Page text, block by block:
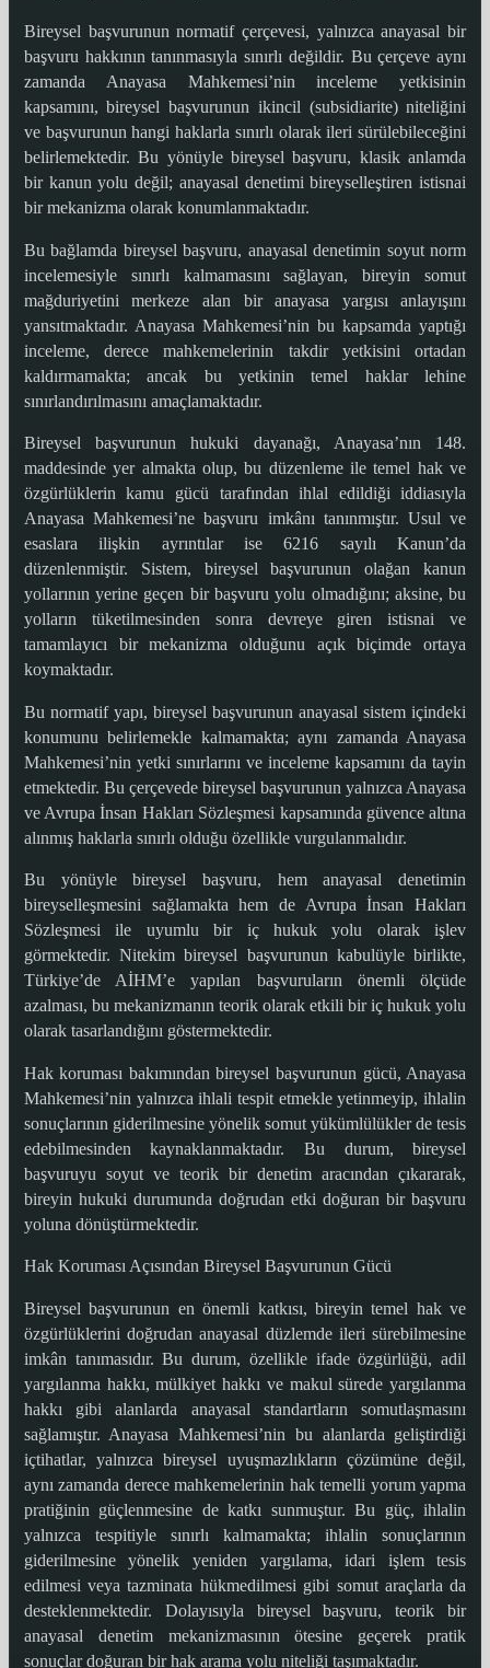
Bireysel başvurunun normatif çerçevesi, yalnızca anayasal bir
başvuru hakkının tanınmasıyla sınırlı değildir. Bu çerçeve aynı
zamanda Anayasa Mahkemesi’nin inceleme yetkisinin
kapsamını, bireysel başvurunun ikincil (subsidiarite) niteliğini
ve başvurunun hangi haklarla sınırlı olarak ileri sürülebileceğini
belirlemektedir. Bu yönüyle bireysel başvuru, klasik anlamda
bir kanun yolu değil; anayasal denetimi bireyselleştiren istisnai
bir mekanizma olarak konumlanmaktadır.
Bu bağlamda bireysel başvuru, anayasal denetimin soyut norm
incelemesiyle sınırlı kalmamasını sağlayan, bireyin somut
mağduriyetini merkeze alan bir anayasa yargısı anlayışını
yansıtmaktadır. Anayasa Mahkemesi’nin bu kapsamda yaptığı
inceleme, derece mahkemelerinin takdir yetkisini ortadan
kaldırmamakta; ancak bu yetkinin temel haklar lehine
sınırlandırılmasını amaçlamaktadır.
Bireysel başvurunun hukuki dayanağı, Anayasa’nın 148.
maddesinde yer almakta olup, bu düzenleme ile temel hak ve
özgürlüklerin kamu gücü tarafından ihlal edildiği iddiasıyla
Anayasa Mahkemesi’ne başvuru imkânı tanınmıştır. Usul ve
esaslara ilişkin ayrıntılar ise 6216 sayılı Kanun’da
düzenlenmiştir. Sistem, bireysel başvurunun olağan kanun
yollarının yerine geçen bir başvuru yolu olmadığını; aksine, bu
yolların tüketilmesinden sonra devreye giren istisnai ve
tamamlayıcı bir mekanizma olduğunu açık biçimde ortaya
koymaktadır.
Bu normatif yapı, bireysel başvurunun anayasal sistem içindeki
konumunu belirlemekle kalmamakta; aynı zamanda Anayasa
Mahkemesi’nin yetki sınırlarını ve inceleme kapsamını da tayin
etmektedir. Bu çerçevede bireysel başvurunun yalnızca Anayasa
ve Avrupa İnsan Hakları Sözleşmesi kapsamında güvence altına
alınmış haklarla sınırlı olduğu özellikle vurgulanmalıdır.
Bu yönüyle bireysel başvuru, hem anayasal denetimin
bireyselleşmesini sağlamakta hem de Avrupa İnsan Hakları
Sözleşmesi ile uyumlu bir iç hukuk yolu olarak işlev
görmektedir. Nitekim bireysel başvurunun kabulüyle birlikte,
Türkiye’de AİHM’e yapılan başvuruların önemli ölçüde
azalması, bu mekanizmanın teorik olarak etkili bir iç hukuk yolu
olarak tasarlandığını göstermektedir.
Hak koruması bakımından bireysel başvurunun gücü, Anayasa
Mahkemesi’nin yalnızca ihlali tespit etmekle yetinmeyip, ihlalin
sonuçlarının giderilmesine yönelik somut yükümlülükler de tesis
edebilmesinden kaynaklanmaktadır. Bu durum, bireysel
başvuruyu soyut ve teorik bir denetim aracından çıkararak,
bireyin hukuki durumunda doğrudan etki doğuran bir başvuru
yoluna dönüştürmektedir.
Hak Koruması Açısından Bireysel Başvurunun Gücü
Bireysel başvurunun en önemli katkısı, bireyin temel hak ve
özgürlüklerini doğrudan anayasal düzlemde ileri sürebilmesine
imkân tanımasıdır. Bu durum, özellikle ifade özgürlüğü, adil
yargılanma hakkı, mülkiyet hakkı ve makul sürede yargılanma
hakkı gibi alanlarda anayasal standartların somutlaşmasını
sağlamıştır. Anayasa Mahkemesi’nin bu alanlarda geliştirdiği
içtihatlar, yalnızca bireysel uyuşmazlıkların çözümüne değil,
aynı zamanda derece mahkemelerinin hak temelli yorum yapma
pratiğinin güçlenmesine de katkı sunmuştur. Bu güç, ihlalin
yalnızca tespitiyle sınırlı kalmamakta; ihlalin sonuçlarının
giderilmesine yönelik yeniden yargılama, idari işlem tesis
edilmesi veya tazminata hükmedilmesi gibi somut araçlarla da
desteklenmektedir. Dolayısıyla bireysel başvuru, teorik bir
anayasal denetim mekanizmasının ötesine geçerek pratik
sonuçlar doğuran bir hak arama yolu niteliği taşımaktadır.